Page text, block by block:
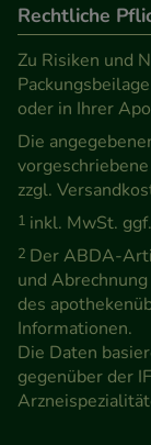
Statistik &
unserer
den Inhalt
Werbung auf
zu gestalten.
teilweise an
Medien
Rechtliche
Zu Risiken und
oder in Ihrer
Die
zzgl.
1 inkl. MwSt.
2 Der ABDA-
und
des
Informationen.
Die Daten
gegenüber der